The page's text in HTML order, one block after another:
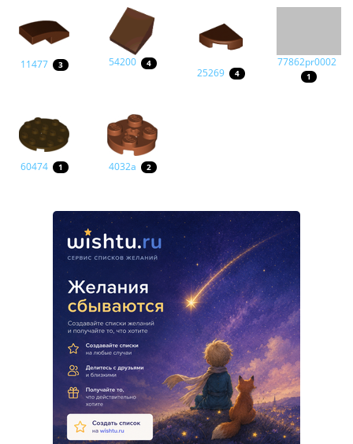
11477 3 54200 4
25269 4
77862pr0002
1
60474 1 4032a 2